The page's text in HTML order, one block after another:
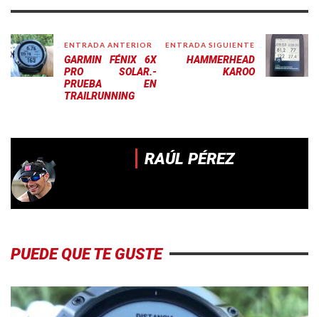
ENTRADA ANTERIOR
GARMIN FÉNIX 6X
PRO SOLAR.-
PRUEBA EN
TRAILRUNNING
ENTRADA SIGUIENTE
HAMMERHEAD
KAROO
RAÚL PÉREZ
PUEDE QUE TE GUSTE